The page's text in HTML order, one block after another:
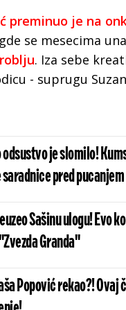
preminuo je na
se mesecima
. Iza sebe
- suprugu
odsustvo je slomilo!
pred pucanjem
Sašinu ulogu! Evo
Granda"
Popović rekao?!